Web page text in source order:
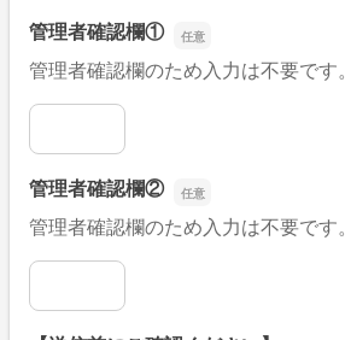
管理者確認欄①
管理者確認欄のため入力は不要です。
管理者確認欄①
管理者確認欄②
管理者確認欄のため入力は不要です。
管理者確認欄②